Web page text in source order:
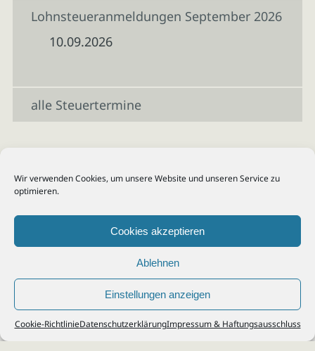
Wir verwenden Cookies, um unsere Website und unseren Service zu
optimieren.
Cookies akzeptieren
Ablehnen
Einstellungen anzeigen
Cookie-RichtlinieDatenschutzerklärungImpressum & Haftungsausschluss
Lohnsteueranmeldungen September 2026
10.09.2026
alle Steuertermine
© 2026Steuerberater Kempf, Köln - Steuerberatung Poll, Porz, Deutz, Mülheim,